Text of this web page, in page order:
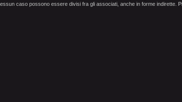
caso possono essere divisi fra gli associati, anche in forme indirette.